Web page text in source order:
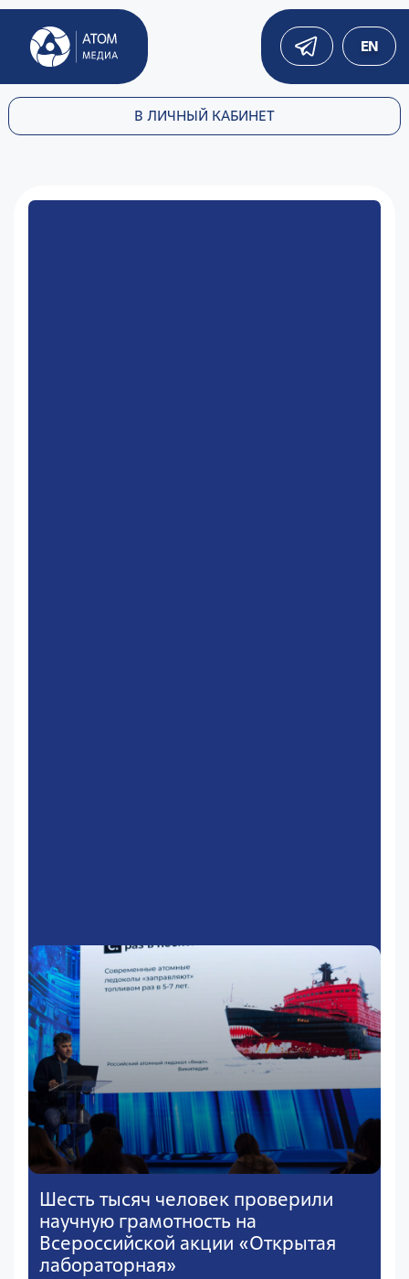
EN
В ЛИЧНЫЙ КАБИНЕТ
Шесть тысяч человек проверили
научную грамотность на
Всероссийской акции «Открытая
лабораторная»